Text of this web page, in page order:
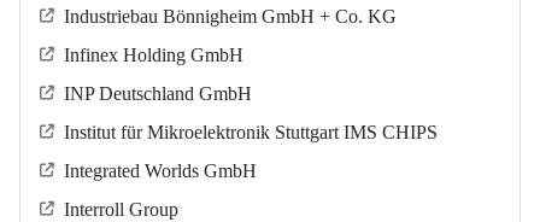
Industriebau Bönnigheim GmbH + Co. KG
Infinex Holding GmbH
INP Deutschland GmbH
Institut für Mikroelektronik Stuttgart IMS CHIPS
Integrated Worlds GmbH
Interroll Group